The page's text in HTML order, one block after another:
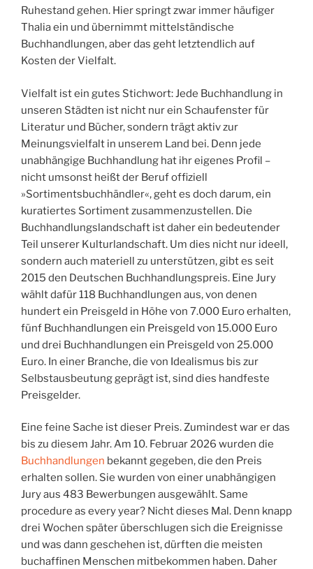
Ruhestand gehen. Hier springt zwar immer häufiger
Thalia ein und übernimmt mittelständische
Buchhandlungen, aber das geht letztendlich auf
Kosten der Vielfalt.
Vielfalt ist ein gutes Stichwort: Jede Buchhandlung in
unseren Städten ist nicht nur ein Schaufenster für
Literatur und Bücher, sondern trägt aktiv zur
Meinungsvielfalt in unserem Land bei. Denn jede
unabhängige Buchhandlung hat ihr eigenes Profil –
nicht umsonst heißt der Beruf offiziell
»Sortimentsbuchhändler«, geht es doch darum, ein
kuratiertes Sortiment zusammenzustellen. Die
Buchhandlungslandschaft ist daher ein bedeutender
Teil unserer Kulturlandschaft. Um dies nicht nur ideell,
sondern auch materiell zu unterstützen, gibt es seit
2015 den Deutschen Buchhandlungspreis. Eine Jury
wählt dafür 118 Buchhandlungen aus, von denen
hundert ein Preisgeld in Höhe von 7.000 Euro erhalten,
fünf Buchhandlungen ein Preisgeld von 15.000 Euro
und drei Buchhandlungen ein Preisgeld von 25.000
Euro. In einer Branche, die von Idealismus bis zur
Selbstausbeutung geprägt ist, sind dies handfeste
Preisgelder.
Eine feine Sache ist dieser Preis. Zumindest war er das
bis zu diesem Jahr. Am 10. Februar 2026 wurden die
Buchhandlungen bekannt gegeben, die den Preis
erhalten sollen. Sie wurden von einer unabhängigen
Jury aus 483 Bewerbungen ausgewählt. Same
procedure as every year? Nicht dieses Mal. Denn knapp
drei Wochen später überschlugen sich die Ereignisse
und was dann geschehen ist, dürften die meisten
buchaffinen Menschen mitbekommen haben. Daher